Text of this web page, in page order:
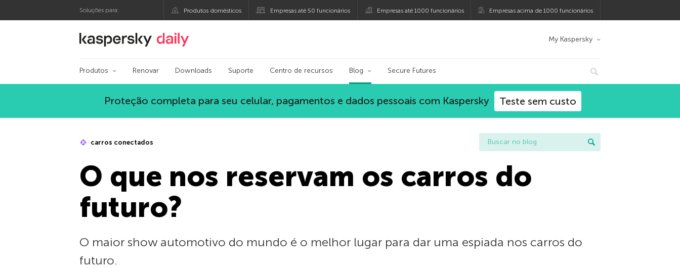
Soluções para: Produtos domésticos Empresas até 50 funcionários Empresas até 1000 funcionários Empresas acima de 1000 funcionários
Blog oficial da Kaspersky My Kaspersky
Produtos Renovar Downloads Suporte Centro de recursos Blog Secure Futures
Proteção completa para seu celular, pagamentos e dados pessoais com Kaspersky Teste sem custo
carros conectados
O que nos reservam os carros do
futuro?
O maior show automotivo do mundo é o melhor lugar para dar uma espiada nos carros do
futuro.